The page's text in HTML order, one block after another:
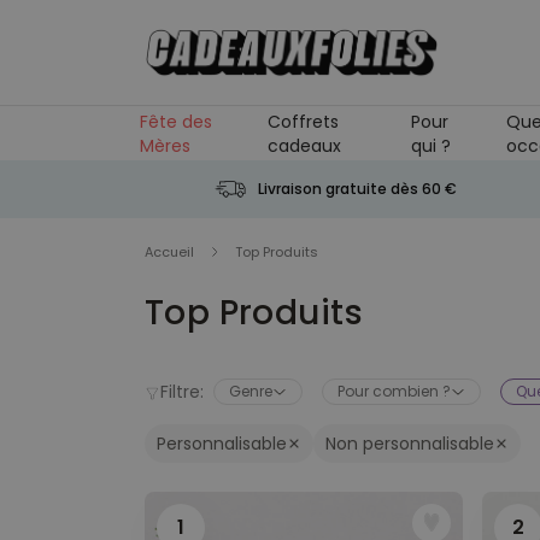
Fête des
Mères
Coffrets
cadeaux
Pour
qui ?
Livraison gratuite dès 60 €
Accueil Top Produits
Top Produits
Filtre: Genre Pour combien ?
Personnalisable Non personnalisable
1 2